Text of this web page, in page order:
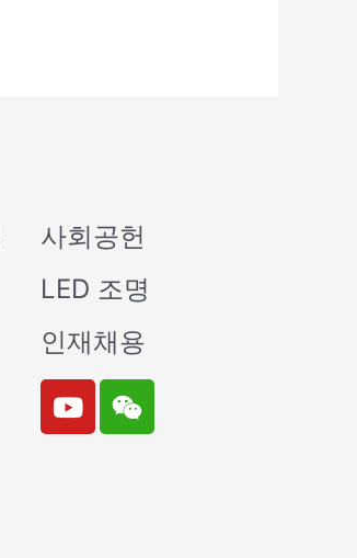
사회공헌
LED 조명
인재채용
Y
o
W
e